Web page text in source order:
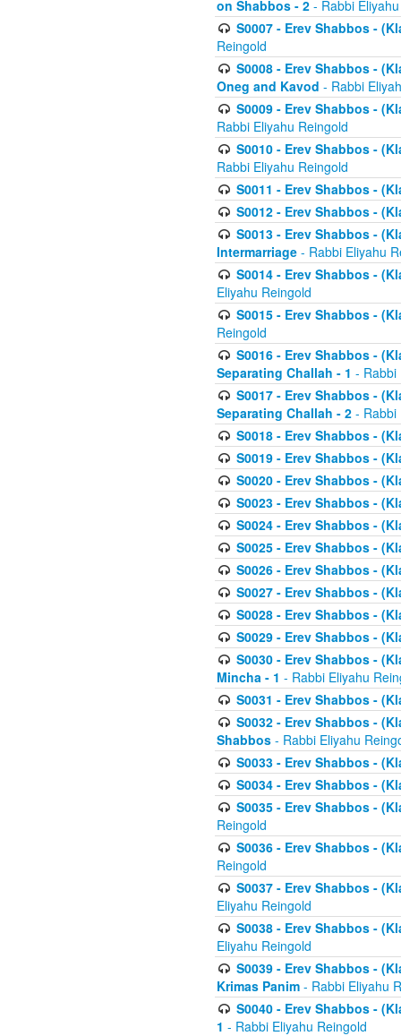
on Shabbos - 2 - Rabbi
S0007 - Erev Shabbos -
Reingold
S0008 - Erev Shabbos -
Oneg and Kavod - Rabbi
S0009 - Erev Shabbos -
Rabbi Eliyahu Reingold
S0010 - Erev Shabbos -
Rabbi Eliyahu Reingold
S0011 - Erev Shabbos -
S0012 - Erev Shabbos -
S0013 - Erev Shabbos -
Intermarriage - Rabbi Eliyahu
S0014 - Erev Shabbos -
Eliyahu Reingold
S0015 - Erev Shabbos -
Reingold
S0016 - Erev Shabbos -
Separating Challah - 1 - Rabbi
S0017 - Erev Shabbos -
Separating Challah - 2 - Rabbi
S0018 - Erev Shabbos -
S0019 - Erev Shabbos -
S0020 - Erev Shabbos -
S0023 - Erev Shabbos -
S0024 - Erev Shabbos -
S0025 - Erev Shabbos -
S0026 - Erev Shabbos -
S0027 - Erev Shabbos -
S0028 - Erev Shabbos -
S0029 - Erev Shabbos -
S0030 - Erev Shabbos -
Mincha - 1 - Rabbi Eliyahu
S0031 - Erev Shabbos -
S0032 - Erev Shabbos -
Shabbos - Rabbi Eliyahu
S0033 - Erev Shabbos -
S0034 - Erev Shabbos -
S0035 - Erev Shabbos -
Reingold
S0036 - Erev Shabbos -
Reingold
S0037 - Erev Shabbos -
Eliyahu Reingold
S0038 - Erev Shabbos -
Eliyahu Reingold
S0039 - Erev Shabbos -
Krimas Panim - Rabbi Eliyahu
S0040 - Erev Shabbos -
1 - Rabbi Eliyahu Reingold